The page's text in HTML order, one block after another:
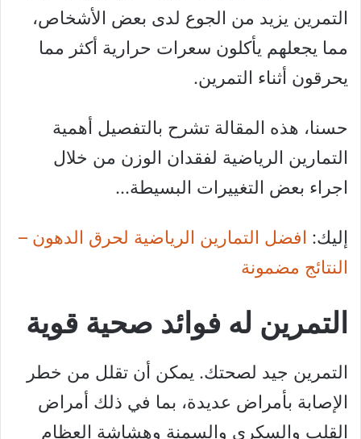
التمرين يزيد من الجوع لدى بعض الأشخاص،
مما يجعلهم يأكلون سعرات حرارية أكثر مما
يحرقون أثناء التمرين.
حسنا، هذه المقالة تشرح بالتفصيل أهمية
التمارين الرياضية لفقدان الوزن من خلال
اجراء بعض التغييرات البسيطة…
إليك: افضل التمارين الرياضية لحرق الدهون –
النتائج مضمونة
التمرين له فوائد صحية قوية
التمرين جيد لصحتك. يمكن أن تقلل من خطر
الإصابة بأمراض عديدة، بما في ذلك أمراض
القلب والسكري والسمنة وهشاشة العظام